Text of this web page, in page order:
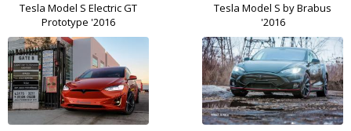
Tesla Model S Electric GT
Prototype '2016
Tesla Model S by Brabus
'2016